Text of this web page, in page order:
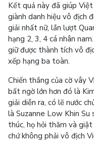
Kết quả này đã giúp
giành danh hiệu vô địch
giải nhất nữ, lần lượt
hạng 2, 3, 4 cá nhân
giữ được thành tích vô
xếp hạng ba toàn.
Chiến thắng của cờ vây
bất ngờ lớn hơn đó là
giải diễn ra, có lẽ nước
là Suzanne Low Khin Su
thúc, họ hỏi thăm và
chứ không phải vô địch